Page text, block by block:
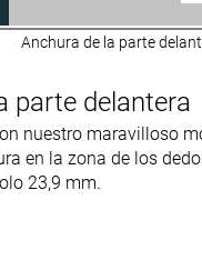
Anchura de la parte
parte delantera
nuestro maravilloso
en la zona de los
23,9 mm.